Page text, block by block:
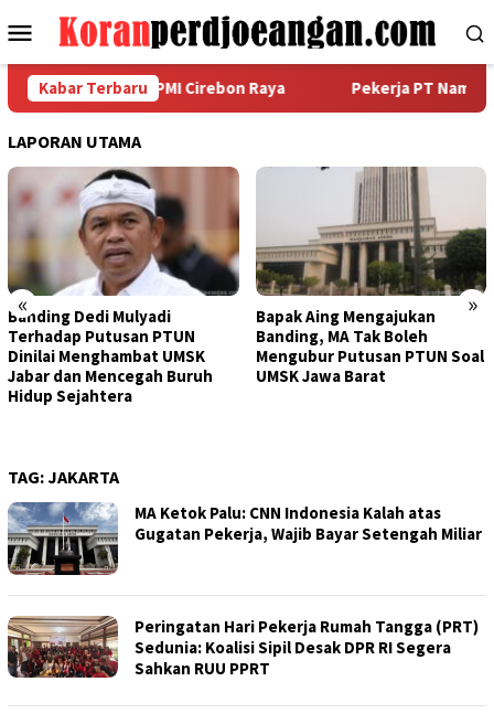
ke
Menu
Mobile
Kabar Terbaru
Metal FSPMI Cirebon Raya Pekerja PT Namasindo
LAPORAN UTAMA
« »
Banding Dedi Mulyadi
Terhadap Putusan PTUN
Dinilai Menghambat UMSK
Jabar dan Mencegah Buruh
Hidup Sejahtera
Bapak Aing Mengajukan
Banding, MA Tak Boleh
Mengubur Putusan PTUN Soal
UMSK Jawa Barat
TAG:JAKARTA
MA Ketok Palu: CNN Indonesia Kalah atas
Gugatan Pekerja, Wajib Bayar Setengah Miliar
Peringatan Hari Pekerja Rumah Tangga (PRT)
Sedunia: Koalisi Sipil Desak DPR RI Segera
Sahkan RUU PPRT